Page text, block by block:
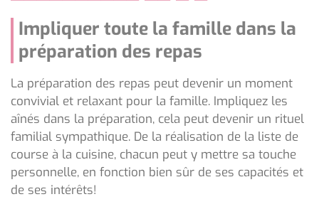
Impliquer toute la famille dans la
préparation des repas
La préparation des repas peut devenir un moment
convivial et relaxant pour la famille. Impliquez les
aînés dans la préparation, cela peut devenir un rituel
familial sympathique. De la réalisation de la liste de
course à la cuisine, chacun peut y mettre sa touche
personnelle, en fonction bien sûr de ses capacités et
de ses intérêts!